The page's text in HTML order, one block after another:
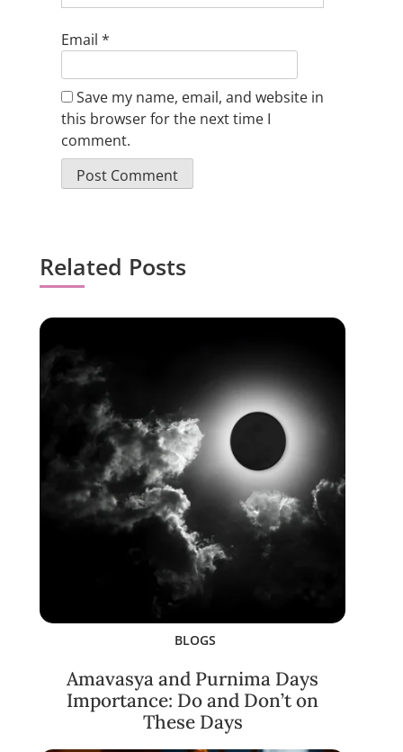
Email *
Save my name, email, and website in
this browser for the next time I
comment.
Related Posts
BLOGS
Amavasya and Purnima Days
Importance: Do and Don’t on
These Days